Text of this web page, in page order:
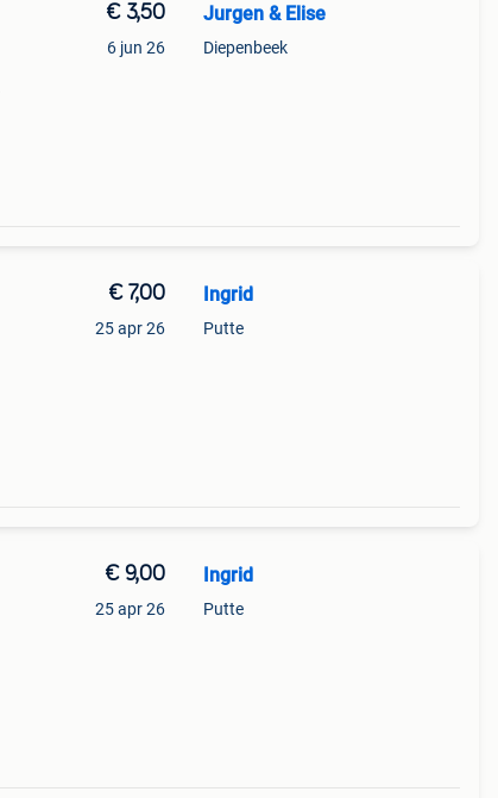
€ 3,50
6 jun 26
Jurgen & Elise
Diepenbeek
€ 7,00
25 apr 26
Ingrid
Putte
€ 9,00
25 apr 26
Ingrid
Putte